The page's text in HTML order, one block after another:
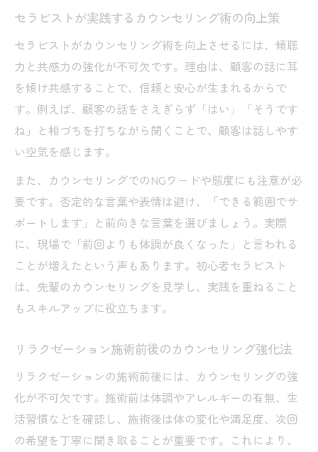
セラピストが実践するカウンセリング術の向上策
セラピストがカウンセリング術を向上させるには、傾聴
力と共感力の強化が不可欠です。理由は、顧客の話に耳
を傾け共感することで、信頼と安心が生まれるからで
す。例えば、顧客の話をさえぎらず「はい」「そうです
ね」と相づちを打ちながら聞くことで、顧客は話しやす
い空気を感じます。
また、カウンセリングでのNGワードや態度にも注意が必
要です。否定的な言葉や表情は避け、「できる範囲でサ
ポートします」と前向きな言葉を選びましょう。実際
に、現場で「前回よりも体調が良くなった」と言われる
ことが増えたという声もあります。初心者セラピスト
は、先輩のカウンセリングを見学し、実践を重ねること
もスキルアップに役立ちます。
リラクゼーション施術前後のカウンセリング強化法
リラクゼーションの施術前後には、カウンセリングの強
化が不可欠です。施術前は体調やアレルギーの有無、生
活習慣などを確認し、施術後は体の変化や満足度、次回
の希望を丁寧に聞き取ることが重要です。これにより、